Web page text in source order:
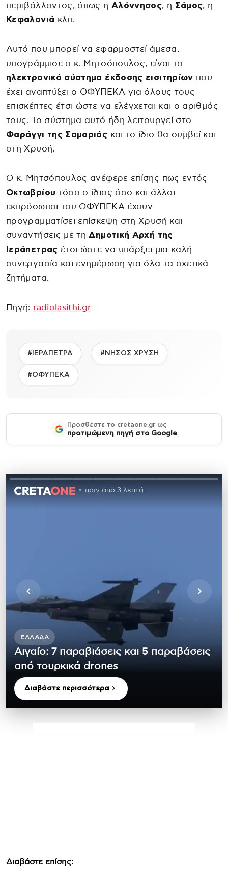
περιβάλλοντος, όπως η Αλόννησος, η Σάμος, η
Κεφαλονιά κλπ.
Αυτό που μπορεί να εφαρμοστεί άμεσα,
υπογράμμισε ο κ. Μητσόπουλος, είναι το
ηλεκτρονικό σύστημα έκδοσης εισιτηρίων που
έχει αναπτύξει ο ΟΦΥΠΕΚΑ για όλους τους
επισκέπτες έτσι ώστε να ελέγχεται και ο αριθμός
τους. Το σύστημα αυτό ήδη λειτουργεί στο
Φαράγγι της Σαμαριάς και το ίδιο θα συμβεί και
στη Χρυσή.
Ο κ. Μητσόπουλος ανέφερε επίσης πως εντός
Οκτωβρίου τόσο ο ίδιος όσο και άλλοι
εκπρόσωποι του ΟΦΥΠΕΚΑ έχουν
προγραμματίσει επίσκεψη στη Χρυσή και
συναντήσεις με τηΔημοτική Αρχή της
Ιεράπετρας έτσι ώστε να υπάρξει μια καλή
συνεργασία και ενημέρωση για όλα τα σχετικά
ζητήματα.
Πηγή: radiolasithi.gr
#ΙΕΡΑΠΕΤΡΑ #ΝΗΣΟΣ ΧΡΥΣΗ
#ΟΦΥΠΕΚΑ
Προσθέστε το cretaone.gr ως
προτιμώμενη πηγή στο Google
πριν από 3 λεπτά
ΕΛΛΆΔΑ
Αιγαίο: 7 παραβιάσεις και 5 παραβάσεις
από τουρκικά drones
Διαβάστε περισσότερα
Διαβάστε επίσης: